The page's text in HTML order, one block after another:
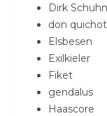
Dirk
don
Elsbesen
Exilkieler
Fiket
gendalus
Haascore